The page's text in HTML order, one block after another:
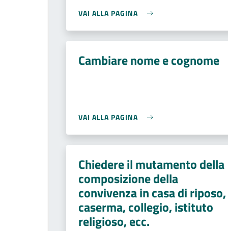
VAI ALLA PAGINA
Cambiare nome e cognome
VAI ALLA PAGINA
Chiedere il mutamento della
composizione della
convivenza in casa di riposo,
caserma, collegio, istituto
religioso, ecc.